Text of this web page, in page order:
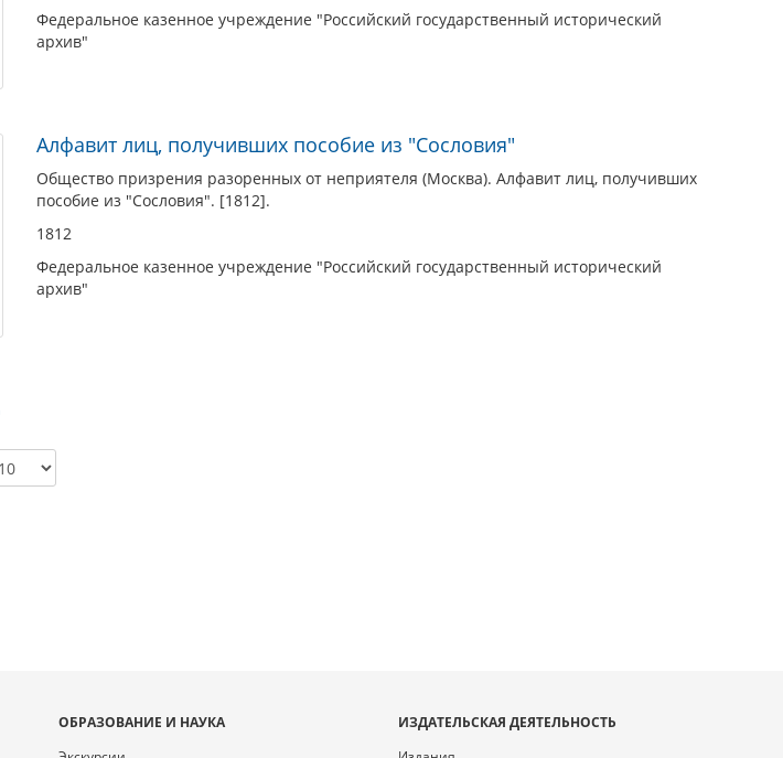
Федеральное казенное учреждение "Российский государственный исторический
архив"
Алфавит лиц, получивших пособие из "Сословия"
Общество призрения разоренных от неприятеля (Москва). Алфавит лиц, получивших
пособие из "Сословия". [1812].
1812
Федеральное казенное учреждение "Российский государственный исторический
архив"
ОБРАЗОВАНИЕ И НАУКА
ИЗДАТЕЛЬСКАЯ ДЕЯТЕЛЬНОСТЬ